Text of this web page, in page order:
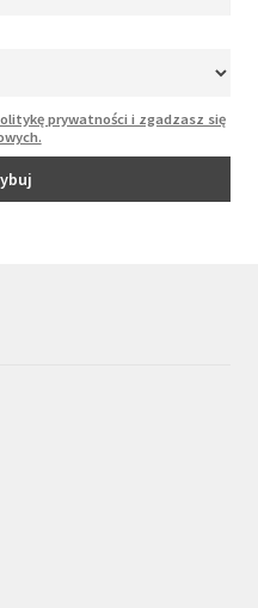
prywatności i zgadzasz się